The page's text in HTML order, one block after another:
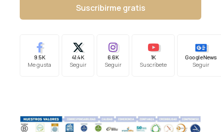
Suscribirme gratis
9.5K
Me gusta
41.4K
Seguir
6.6K
Seguir
1K
Suscríbete
Google News
Seguir